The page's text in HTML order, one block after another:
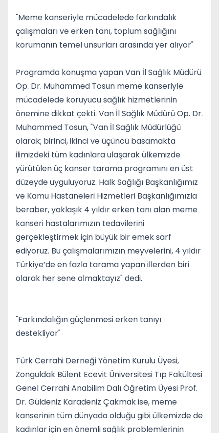
"Meme kanseriyle mücadelede farkındalık
çalışmaları ve erken tanı, toplum sağlığını
korumanın temel unsurları arasında yer alıyor"
Programda konuşma yapan Van İl Sağlık Müdürü
Op. Dr. Muhammed Tosun meme kanseriyle
mücadelede koruyucu sağlık hizmetlerinin
önemine dikkat çekti. Van İl Sağlık Müdürü Op. Dr.
Muhammed Tosun, "Van İl Sağlık Müdürlüğü
olarak; birinci, ikinci ve üçüncü basamakta
ilimizdeki tüm kadınlara ulaşarak ülkemizde
yürütülen üç kanser tarama programını en üst
düzeyde uyguluyoruz. Halk Sağlığı Başkanlığımız
ve Kamu Hastaneleri Hizmetleri Başkanlığımızla
beraber, yaklaşık 4 yıldır erken tanı alan meme
kanseri hastalarımızın tedavilerini
gerçekleştirmek için büyük bir emek sarf
ediyoruz. Bu çalışmalarımızın meyvelerini, 4 yıldır
Türkiye’de en fazla tarama yapan illerden biri
olarak her sene almaktayız" dedi.
"Farkındalığın güçlenmesi erken tanıyı
destekliyor"
Türk Cerrahi Derneği Yönetim Kurulu Üyesi,
Zonguldak Bülent Ecevit Üniversitesi Tıp Fakültesi
Genel Cerrahi Anabilim Dalı Öğretim Üyesi Prof.
Dr. Güldeniz Karadeniz Çakmak ise, meme
kanserinin tüm dünyada olduğu gibi ülkemizde de
kadınlar için en önemli sağlık problemlerinin